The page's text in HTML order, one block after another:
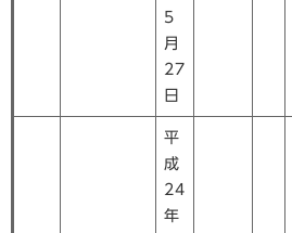
5
月
27
日
平
成
24
年